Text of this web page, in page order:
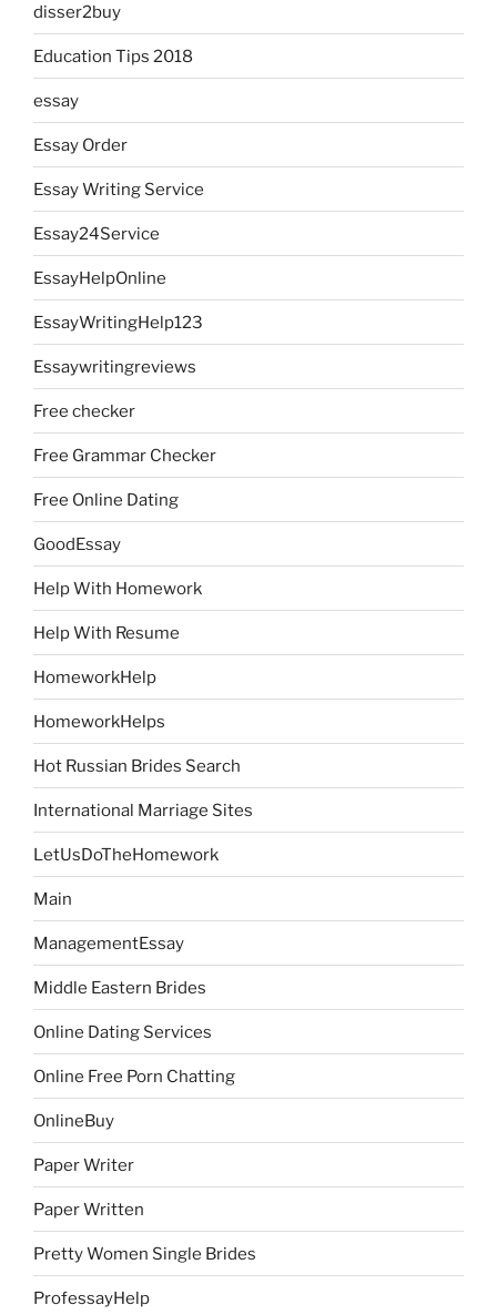
disser2buy
Education Tips 2018
essay
Essay Order
Essay Writing Service
Essay24Service
EssayHelpOnline
EssayWritingHelp123
Essaywritingreviews
Free checker
Free Grammar Checker
Free Online Dating
GoodEssay
Help With Homework
Help With Resume
HomeworkHelp
HomeworkHelps
Hot Russian Brides Search
International Marriage Sites
LetUsDoTheHomework
Main
ManagementEssay
Middle Eastern Brides
Online Dating Services
Online Free Porn Chatting
OnlineBuy
Paper Writer
Paper Written
Pretty Women Single Brides
ProfessayHelp